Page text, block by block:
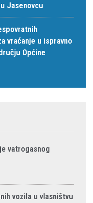
Jasenovcu
vraćanje u ispravno
Općine
vatrogasnog
vozila u vlasništvu